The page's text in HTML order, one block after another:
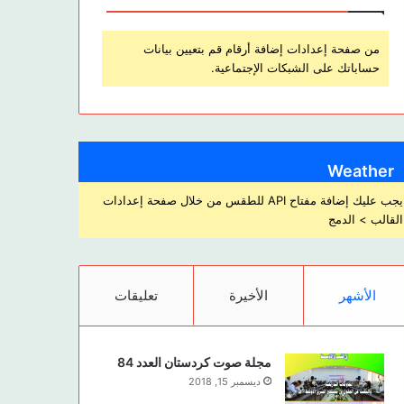
من صفحة إعدادات إضافة أرقام قم بتعيين بيانات
حساباتك على الشبكات الإجتماعية.
Weather
يجب عليك إضافة مفتاح API للطقس من خلال صفحة إعدادات
القالب > الدمج
الأشهر الأخيرة تعليقات
مجلة صوت كردستان العدد 84
ديسمبر 15, 2018